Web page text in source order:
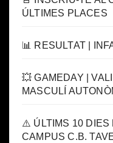
ÚLTIMES PLACES
📊 RESULTAT |
💥 GAMEDAY |
MASCULÍ
⚠️ ÚLTIMS 10 DIES
CAMPUS C.B.